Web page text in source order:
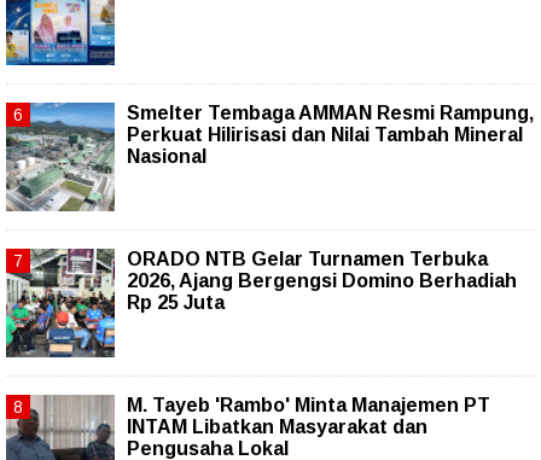
Smelter Tembaga AMMAN Resmi Rampung,
Perkuat Hilirisasi dan Nilai Tambah Mineral
Nasional
ORADO NTB Gelar Turnamen Terbuka
2026, Ajang Bergengsi Domino Berhadiah
Rp 25 Juta
M. Tayeb 'Rambo' Minta Manajemen PT
INTAM Libatkan Masyarakat dan
Pengusaha Lokal